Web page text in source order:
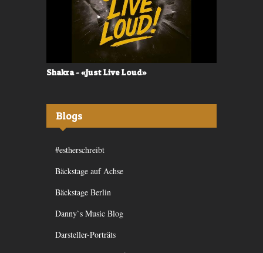
Shakra - «Just Live Loud»
Blogs
#estherschreibt
Bäckstage auf Achse
Bäckstage Berlin
Danny`s Music Blog
Darsteller-Porträts